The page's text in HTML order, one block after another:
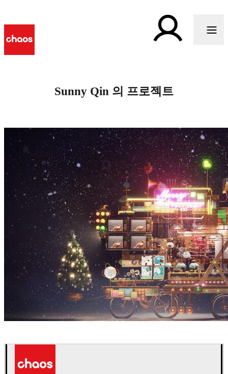
Sunny Qin 의 프로젝트